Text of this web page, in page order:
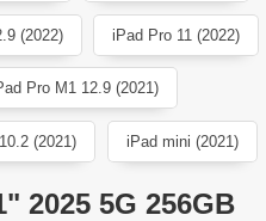
(2022) iPad Pro 11 (2022)
Pro M1 12.9 (2021)
(2021) iPad mini (2021)
2025 5G 256GB